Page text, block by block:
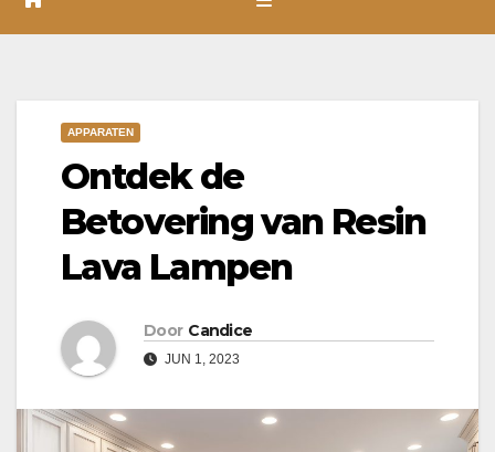
APPARATEN
Ontdek de
Betovering van Resin
Lava Lampen
Door Candice
JUN 1, 2023